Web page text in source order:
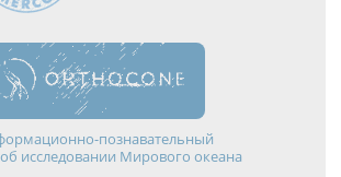
познавательный
исследовании Мирового океана